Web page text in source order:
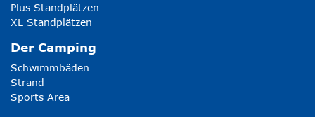
Plus Standplätzen
XL Standplätzen
Der Camping
Schwimmbäden
Strand
Sports Area